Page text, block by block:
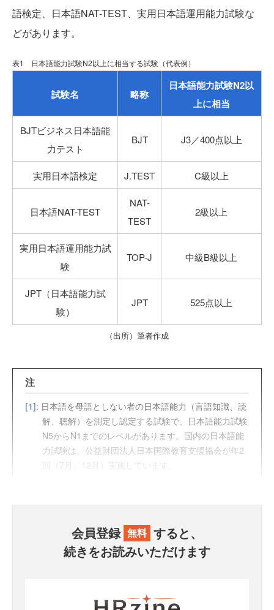
語検定、日本語NAT-TEST、実用日本語運用能力試験な
どがあります。
表1 日本語能力試験N2以上に相当する試験（代表例）
試験名 略称
日本語能力試験N2以
上に相当
BJTビジネス日本語能
力テスト
BJT J3／400点以上
実用日本語検定 J.TEST C級以上
日本語NAT-TEST
NAT-
TEST
2級以上
実用日本語運用能力試
験
TOP-J 中級B級以上
JPT（日本語能力試
験）
JPT 525点以上
（出所）筆者作成
注
[1]: 日本語を母語としない者の日本語能力（言語知識、読
解、聴解）を測定し認定する試験で、日本語能力試験
N5からN1までのレベルがあります。国内の日本語能
力試験は、公益財団法人日本国際教育支援協会が年2
回（7月、12月）実施しています。
会員登録 無料 すると、
続きをお読みいただけます